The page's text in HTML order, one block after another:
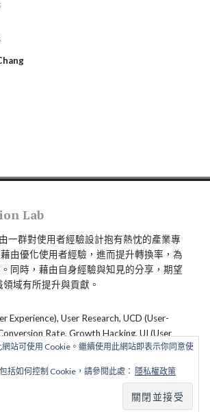
Lab
一群對使用者經驗設計抱有熱忱的產業專
由優化使用者經驗，進而提升轉換率，為
同時，藉由自身經驗與知見的分享，期望
域有所提升與貢獻。
Experience), User Research, UCD (User-
Rate, Growth Hacking, UI (User
Experience), Service Design
站可使用 Cookie。繼續使用此網站即表示你同意使
括如何控制 Cookie，請參閱此處： 隱私權政策